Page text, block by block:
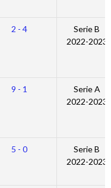
2 - 4
Serie B
2022-2023
9 - 1
Serie A
2022-2023
5 - 0
Serie B
2022-2023